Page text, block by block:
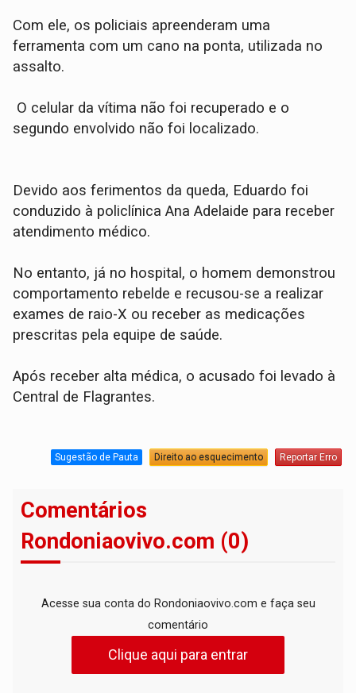
​Com ele, os policiais apreenderam uma
ferramenta com um cano na ponta, utilizada no
assalto.
O celular da vítima não foi recuperado e o
segundo envolvido não foi localizado.
​Devido aos ferimentos da queda, Eduardo foi
conduzido à policlínica Ana Adelaide para receber
atendimento médico.
No entanto, já no hospital, o homem demonstrou
comportamento rebelde e recusou-se a realizar
exames de raio-X ou receber as medicações
prescritas pela equipe de saúde.
​Após receber alta médica, o acusado foi levado à
Central de Flagrantes.
Sugestão de Pauta Direito ao esquecimento Reportar Erro
Comentários
Rondoniaovivo.com (0)
Acesse sua conta do Rondoniaovivo.com e faça seu
comentário
Clique aqui para entrar